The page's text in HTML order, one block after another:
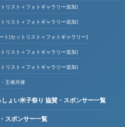
リスト＋フォトギャラリー追加]
リスト＋フォトギャラリー追加]
ト[セットリスト＋フォトギャラリー]
リスト＋フォトギャラリー追加]
リスト＋フォトギャラリー追加]
主催共催
しょい米子祭り 協賛・スポンサー一覧
スポンサー一覧